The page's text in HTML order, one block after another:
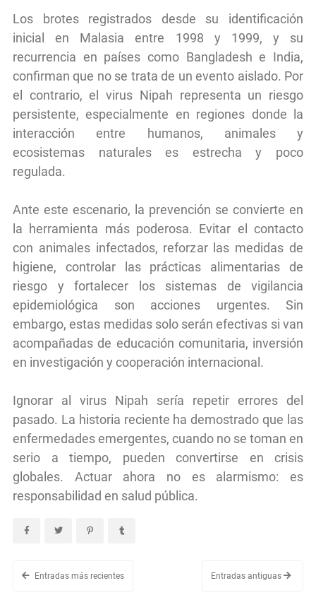
Los brotes registrados desde su identificación
inicial en Malasia entre 1998 y 1999, y su
recurrencia en países como Bangladesh e India,
confirman que no se trata de un evento aislado. Por
el contrario, el virus Nipah representa un riesgo
persistente, especialmente en regiones donde la
interacción entre humanos, animales y
ecosistemas naturales es estrecha y poco
regulada.
Ante este escenario, la prevención se convierte en
la herramienta más poderosa. Evitar el contacto
con animales infectados, reforzar las medidas de
higiene, controlar las prácticas alimentarias de
riesgo y fortalecer los sistemas de vigilancia
epidemiológica son acciones urgentes. Sin
embargo, estas medidas solo serán efectivas si van
acompañadas de educación comunitaria, inversión
en investigación y cooperación internacional.
Ignorar al virus Nipah sería repetir errores del
pasado. La historia reciente ha demostrado que las
enfermedades emergentes, cuando no se toman en
serio a tiempo, pueden convertirse en crisis
globales. Actuar ahora no es alarmismo: es
responsabilidad en salud pública.
Entradas más recientes Entradas antiguas